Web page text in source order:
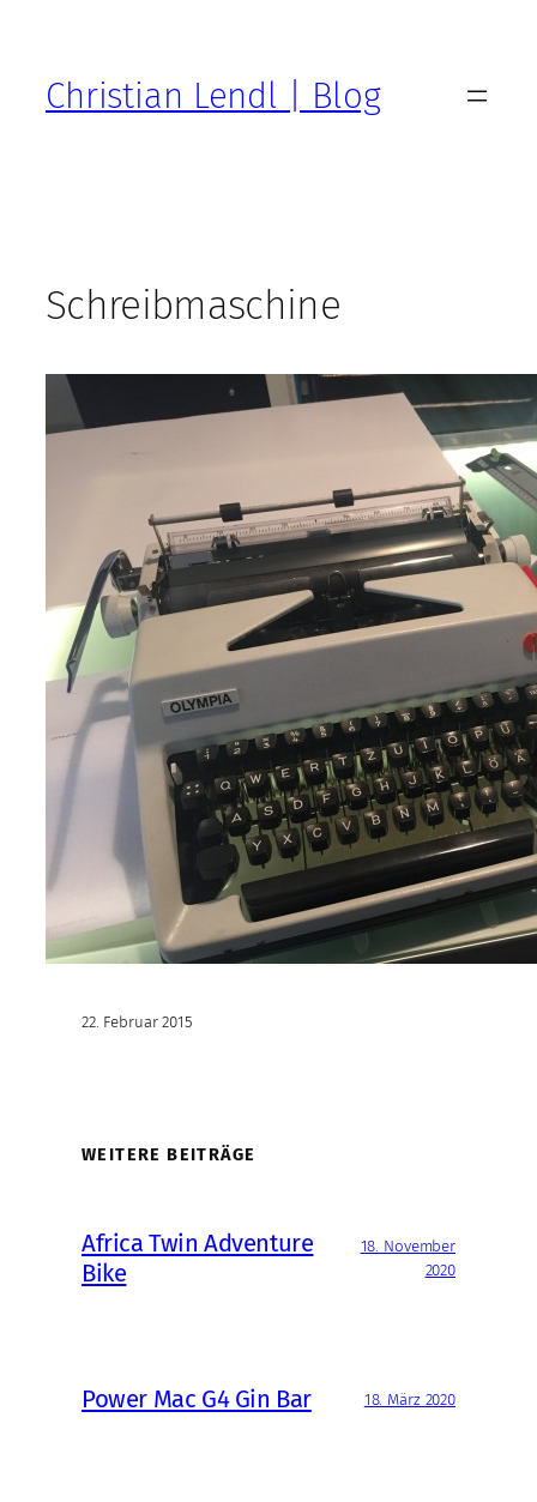
Christian Lendl | Blog
Schreibmaschine
22. Februar 2015
WEITERE BEITRÄGE
Africa Twin Adventure
Bike
18. November
2020
Power Mac G4 Gin Bar 18. März 2020